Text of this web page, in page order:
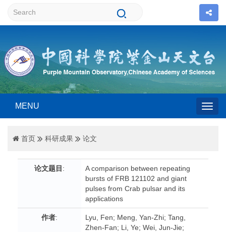
MENU
首页 科研成果 论文
论文题目 :
A comparison between repeating
bursts of FRB 121102 and giant
pulses from Crab pulsar and its
applications
作者:
Lyu, Fen; Meng, Yan-Zhi; Tang,
Zhen-Fan; Li, Ye; Wei, Jun-Jie;